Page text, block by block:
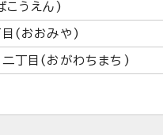
こうえん)
目(おおみや)
丁目(おがわちまち)